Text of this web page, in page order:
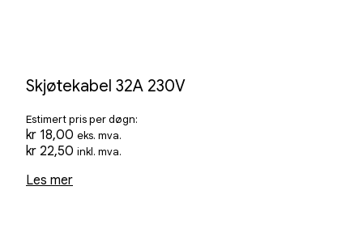
Skjøtekabel 32A 230V
Estimert pris per døgn:
kr 18,00 eks. mva.
kr 22,50 inkl. mva.
Les mer